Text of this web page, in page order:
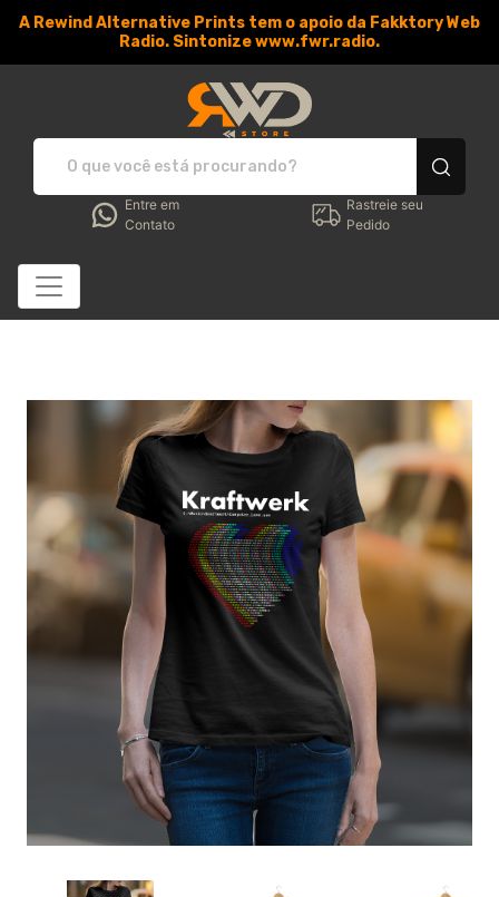
A Rewind Alternative Prints tem o apoio da Fakktory Web
Radio. Sintonize www.fwr.radio.
RWD Store - Camisetas
Entre em
Contato
Rastreie seu
Pedido